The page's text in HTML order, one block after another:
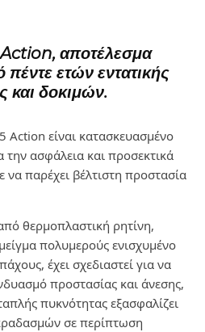
αποτέλεσμα
ετών εντατικής
και δοκιμών.
Action είναι κατασκευασμένο
ασφάλεια και προσεκτικά
να παρέχει βέλτιστη προστασία
θερμοπλαστική ρητίνη,
πολυμερούς ενισχυμένο
έχει σχεδιαστεί για να
προστασίας και άνεσης,
πυκνότητας εξασφαλίζει
σε περίπτωση